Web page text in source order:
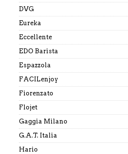
DVG
Eureka
Eccellente
EDO Barista
Espazzola
FACILenjoy
Fiorenzato
Flojet
Gaggia Milano
G.A.T. Italia
Hario